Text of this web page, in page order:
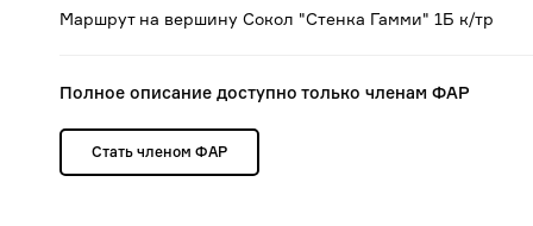
Маршрут на вершину Сокол "Стенка Гамми" 1Б к/тр
Полное описание доступно только членам ФАР
Стать членом ФАР